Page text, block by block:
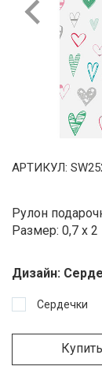
Previous
АРТИКУЛ:
Рулон
Размер: 0,7 x
Дизайн:
Сердечки
Купить